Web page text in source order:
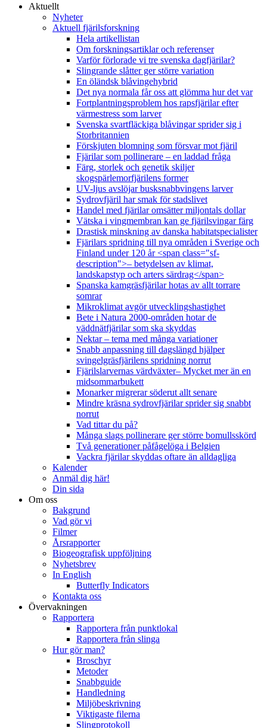
Aktuellt
Nyheter
Aktuell fjärilsforskning
Hela artikellistan
Om forskningsartiklar och referenser
Varför förlorade vi tre svenska dagfjärilar?
Slingrande slåtter ger större variation
En öländsk blåvingehybrid
Det nya normala får oss att glömma hur det var
Fortplantningsproblem hos rapsfjärilar efter
värmestress som larver
Svenska svartfläckiga blåvingar sprider sig i
Storbritannien
Förskjuten blomning som försvar mot fjäril
Fjärilar som pollinerare – en laddad fråga
Färg, storlek och genetik skiljer
skogspärlemorfjärilens former
UV-ljus avslöjar busksnabbvingens larver
Sydrovfjäril har smak för stadslivet
Handel med fjärilar omsätter miljontals dollar
Vätska i vingmembran kan ge fjärilsvingar färg
Drastisk minskning av danska habitatspecialister
Fjärilars spridning till nya områden i Sverige och
Finland under 120 år <span class="sf-
description">– betydelsen av klimat,
landskapstyp och arters särdrag</span>
Spanska kamgräsfjärilar hotas av allt torrare
somrar
Mikroklimat avgör utvecklingshastighet
Bete i Natura 2000-områden hotar de
väddnätfjärilar som ska skyddas
Nektar – tema med många variationer
Snabb anpassning till dagslängd hjälper
svingelgräsfjärilens spridning norrut
Fjärilslarvernas värdväxter– Mycket mer än en
midsommarbukett
Monarker migrerar söderut allt senare
Mindre kräsna sydrovfjärilar sprider sig snabbt
norrut
Vad tittar du på?
Många slags pollinerare ger större bomullsskörd
Två generationer påfågelöga i Belgien
Vackra fjärilar skyddas oftare än alldagliga
Kalender
Anmäl dig här!
Din sida
Om oss
Bakgrund
Vad gör vi
Filmer
Årsrapporter
Biogeografisk uppföljning
Nyhetsbrev
In English
Butterfly Indicators
Kontakta oss
Övervakningen
Rapportera
Rapportera från punktlokal
Rapportera från slinga
Hur gör man?
Broschyr
Metoder
Snabbguide
Handledning
Miljöbeskrivning
Viktigaste filerna
Slingprotokoll